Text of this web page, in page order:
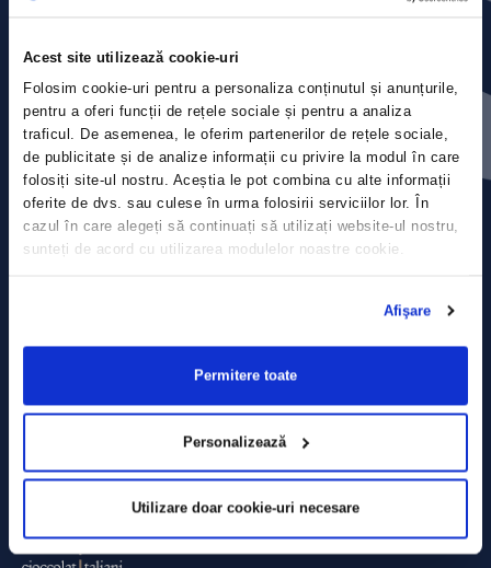
Acest site utilizează cookie-uri
Folosim cookie-uri pentru a personaliza conținutul și anunțurile,
pentru a oferi funcții de rețele sociale și pentru a analiza
traficul. De asemenea, le oferim partenerilor de rețele sociale,
de publicitate și de analize informații cu privire la modul în care
folosiți site-ul nostru. Aceștia le pot combina cu alte informații
oferite de dvs. sau culese în urma folosirii serviciilor lor. În
cazul în care alegeți să continuați să utilizați website-ul nostru,
sunteți de acord cu utilizarea modulelor noastre cookie.
Afişare
Permitere toate
Personalizează
Utilizare doar cookie-uri necesare
Press releases
Privacy Policy
Contact
Data Processing policy